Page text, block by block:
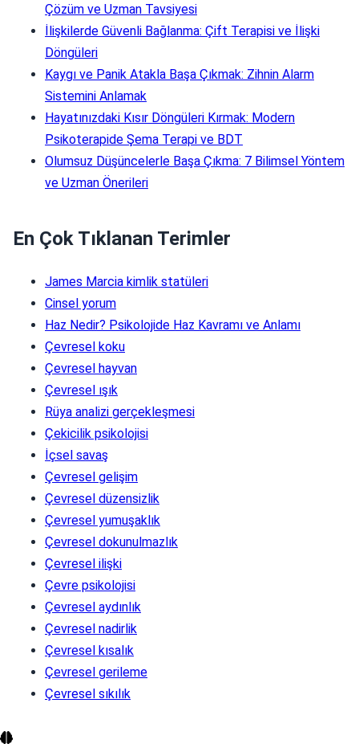
Çözüm ve Uzman Tavsiyesi
İlişkilerde Güvenli Bağlanma: Çift Terapisi ve İlişki
Döngüleri
Kaygı ve Panik Atakla Başa Çıkmak: Zihnin Alarm
Sistemini Anlamak
Hayatınızdaki Kısır Döngüleri Kırmak: Modern
Psikoterapide Şema Terapi ve BDT
Olumsuz Düşüncelerle Başa Çıkma: 7 Bilimsel Yöntem
ve Uzman Önerileri
En Çok Tıklanan Terimler
James Marcia kimlik statüleri
Cinsel yorum
Haz Nedir? Psikolojide Haz Kavramı ve Anlamı
Çevresel koku
Çevresel hayvan
Çevresel ışık
Rüya analizi gerçekleşmesi
Çekicilik psikolojisi
İçsel savaş
Çevresel gelişim
Çevresel düzensizlik
Çevresel yumuşaklık
Çevresel dokunulmazlık
Çevresel ilişki
Çevre psikolojisi
Çevresel aydınlık
Çevresel nadirlik
Çevresel kısalık
Çevresel gerileme
Çevresel sıkılık